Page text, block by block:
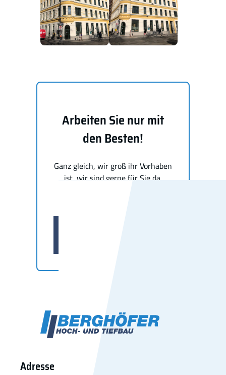
Arbeiten Sie nur mit
den Besten!
Ganz gleich, wir groß ihr Vorhaben
ist, wir sind gerne für Sie da.
Adresse